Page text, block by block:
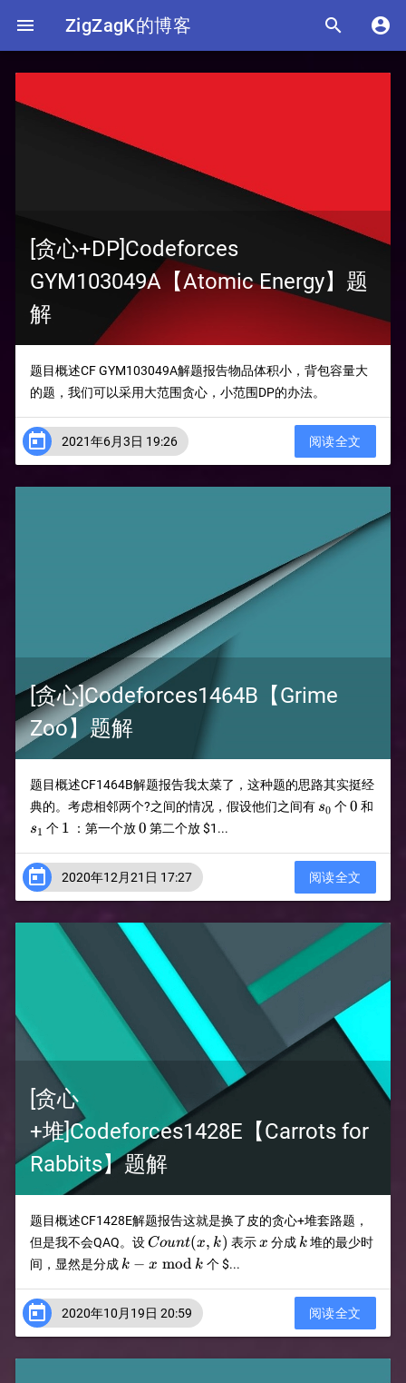
 ZigZagK的博客  
[贪心+DP]Codeforces
GYM103049A【Atomic Energy】题
解
题目概述CF GYM103049A解题报告物品体积小，背包容量大
的题，我们可以采用大范围贪心，小范围DP的办法。
 2021年6月3日 19:26 阅读全文
[贪心]Codeforces1464B【Grime
Zoo】题解
题目概述CF1464B解题报告我太菜了，这种题的思路其实挺经
典的。考虑相邻两个?之间的情况，假设他们之间有 s_0
s0 个0
0 和
s1 个 1
1 ：第一个放0
0 第二个放$1...
 2020年12月21日 17:27 阅读全文
[贪心
+堆]Codeforces1428E【Carrots for
Rabbits】题解
题目概述CF1428E解题报告这就是换了皮的贪心+堆套路题，
但是我不会QAQ。设Count(x,k)
Count(x, k) 表示x
x 分成 k
k 堆的最少时
间，显然是分成 k-
k
k − x mod k 个$...
 2020年10月19日 20:59 阅读全文